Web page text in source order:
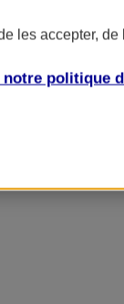
les accepter,
politique